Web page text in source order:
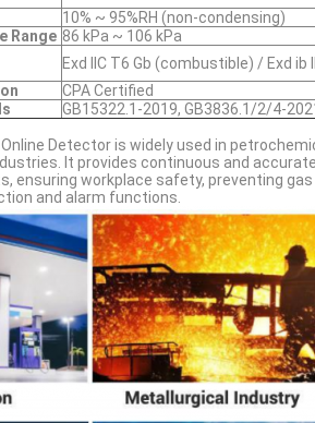
10% ~ 95%RH (non-condensing)
Range 86 kPa ~ 106 kPa
Exd IIC T6 Gb (combustible) / Exd ib
CPA Certified
GB15322.1-2019, GB3836.1/2/4-
Detector is widely used in
It provides continuous and
ensuring workplace safety, preventing
and alarm functions.